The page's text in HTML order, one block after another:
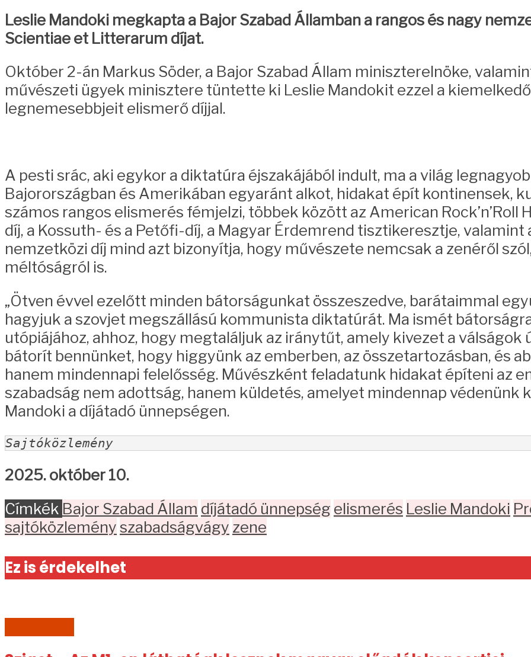
Leslie Mandoki megkapta a Bajor Szabad Államban a rangos és nagy
Scientiae et Litterarum díjat.
Október 2-án Markus Söder, a Bajor Szabad Állam miniszterelnöke,
művészeti ügyek minisztere tüntette ki Leslie Mandokit ezzel a
legnemesebbjeit elismerő díjjal.
A pesti srác, aki egykor a diktatúra éjszakájából indult, ma a világ
Bajorországban és Amerikában egyaránt alkot, hidakat épít kontinensek,
számos rangos elismerés fémjelzi, többek között az American Rock’n’Roll
díj, a Kossuth- és a Petőfi-díj, a Magyar Érdemrend tisztikeresztje,
nemzetközi díj mind azt bizonyítja, hogy művészete nemcsak a zenéről
méltóságról is.
„Ötven évvel ezelőtt minden bátorságunkat összeszedve, barátaimmal
hagyjuk a szovjet megszállású kommunista diktatúrát. Ma ismét
utópiájához, ahhoz, hogy megtaláljuk az iránytűt, amely kivezet a válságok
bátorít bennünket, hogy higgyünk az emberben, az összetartozásban, és
hanem mindennapi felelősség. Művészként feladatunk hidakat építeni az
szabadság nem adottság, hanem küldetés, amelyet mindennap védenünk
Mandoki a díjátadó ünnepségen.
Sajtóközlemény
2025. október 10.
Címkék Bajor Szabad Állam díjátadó ünnepség elismerés Leslie Mandoki
sajtóközleményszabadságvágy zene
Ez is érdekelhet